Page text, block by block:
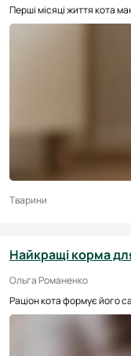
Перші місяці життя кота
Тварини
Найкращі корма
Ольга Романенко
Раціон кота формує його